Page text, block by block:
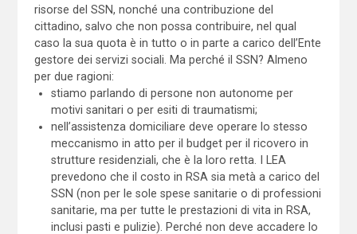
risorse del SSN, nonché una contribuzione del
cittadino, salvo che non possa contribuire, nel qual
caso la sua quota è in tutto o in parte a carico dell’Ente
gestore dei servizi sociali. Ma perché il SSN? Almeno
per due ragioni:
stiamo parlando di persone non autonome per
motivi sanitari o per esiti di traumatismi;
nell’assistenza domiciliare deve operare lo stesso
meccanismo in atto per il budget per il ricovero in
strutture residenziali, che è la loro retta. I LEA
prevedono che il costo in RSA sia metà a carico del
SSN (non per le sole spese sanitarie o di professioni
sanitarie, ma per tutte le prestazioni di vita in RSA,
inclusi pasti e pulizie). Perché non deve accadere lo